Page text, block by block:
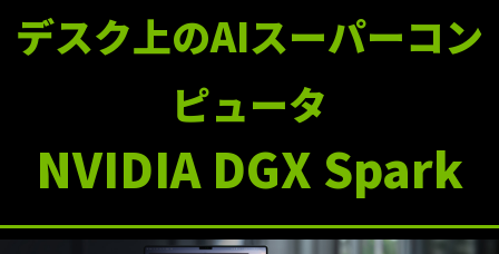
デスク上のAIスーパーコン
ピュータ
NVIDIA DGX Spark